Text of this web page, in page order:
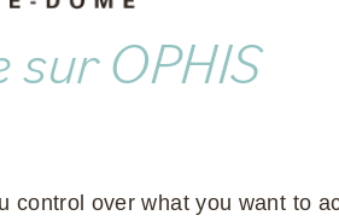
des
un plan d’optimisation énergétique
control over what you want to